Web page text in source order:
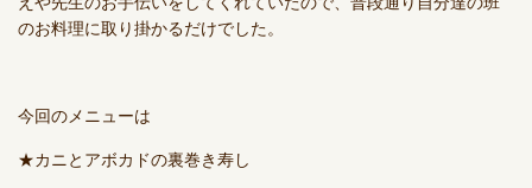
のお料理に取り掛かるだけでした。
今回のメニューは
★カニとアボカドの裏巻き寿し